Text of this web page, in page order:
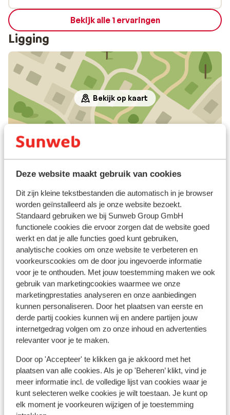
Deze website maakt gebruik van cookies
Dit zijn kleine tekstbestanden die automatisch in je browser
worden geïnstalleerd als je onze website bezoekt.
Standaard gebruiken we bij Sunweb Group GmbH
functionele cookies die ervoor zorgen dat de website goed
werkt en dat je alle functies goed kunt gebruiken,
analytische cookies om onze website te verbeteren en
voorkeurscookies om de door jou ingevoerde informatie
voor je te onthouden. Met jouw toestemming maken we ook
gebruik van marketingcookies waarmee we onze
marketingprestaties analyseren en onze aanbiedingen
kunnen personaliseren. Door het plaatsen van eerste en
derde partij cookies kunnen wij en andere partijen jouw
internetgedrag volgen om zo onze inhoud en advertenties
relevanter voor je te maken.
Door op 'Accepteer' te klikken ga je akkoord met het
plaatsen van alle cookies. Als je op 'Beheren’ klikt, vind je
meer informatie incl. de volledige lijst van cookies waar je
kunt selecteren welke cookies je wilt toestaan. Je kunt op
elk moment je voorkeuren wijzigen of je toestemming
Bekijk alle 1 ervaringen
Ligging
Bekijk op kaart
In de buurt
Strand: 100 m
Pinautomaat: 200 m
Winkels: 25 m
(Mini)supermarkt: 100 m
Restaurant: 100 m
Ook interessant voor jou